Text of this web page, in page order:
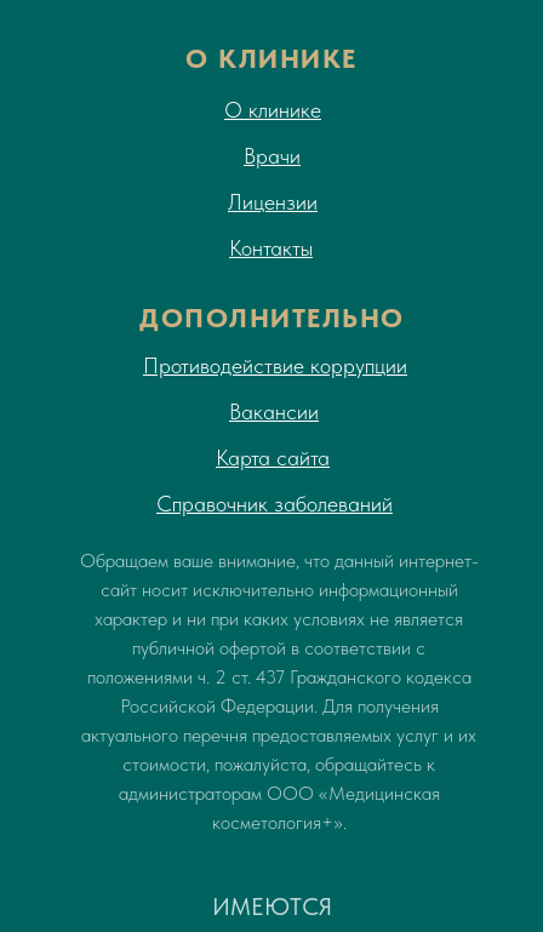
О КЛИНИКЕ
ДОПОЛНИТЕЛЬНО
Врачи
Лицензии
О клинике
Контакты
Вакансии
Карта сайта
Справочник заболеваний
Противодействие коррупции
Обращаем ваше внимание, что данный интернет-
сайт носит исключительно информационный
характер и ни при каких условиях не является
публичной офертой в соответствии с
положениями ч. 2 ст. 437 Гражданского кодекса
Российской Федерации. Для получения
актуального перечня предоставляемых услуг и их
стоимости, пожалуйста, обращайтесь к
администраторам ООО «Медицинская
косметология+».
ИМЕЮТСЯ